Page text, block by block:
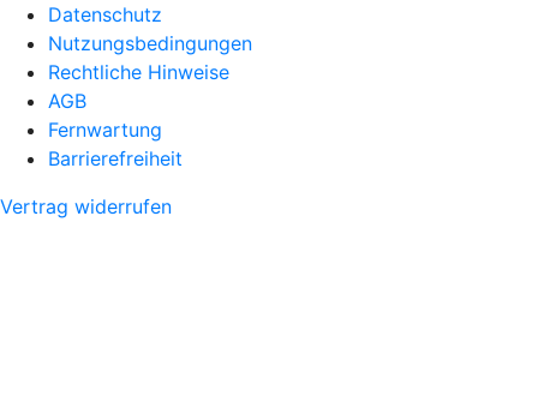
Datenschutz
Nutzungsbedingungen
Rechtliche Hinweise
AGB
Fernwartung
Barrierefreiheit
Vertrag widerrufen